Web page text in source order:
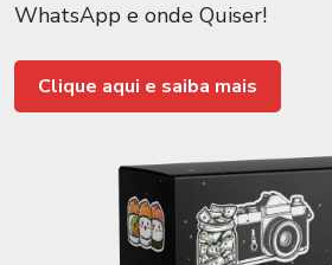
WhatsApp e onde Quiser!
Clique aqui e saiba mais